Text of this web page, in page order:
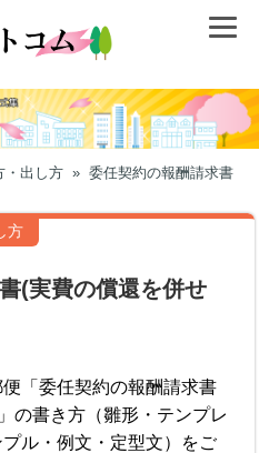
・出し方 » 委任契約の報酬請求書
方
(実費の償還を併せ
「委任契約の報酬請求書
の書き方（雛形・テンプレ
ル・例文・定型文）をご